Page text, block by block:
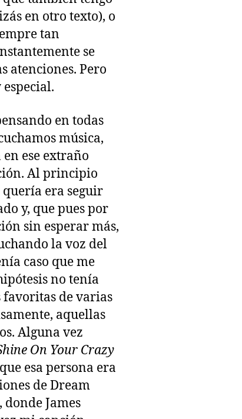
en otro texto), o
tan
se
atenciones. Pero
en todas
música,
ese extraño
Al principio
era seguir
y, que pues por
sin esperar más,
la voz del
caso que me
no tenía
favoritas de varias
aquellas
Alguna vez
On Your Crazy
esa persona era
de Dream
James